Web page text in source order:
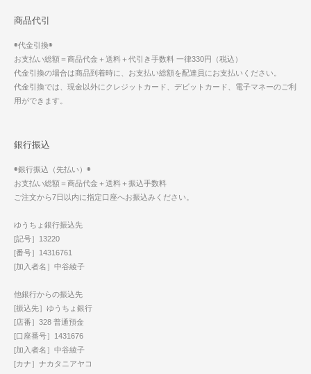
商品代引
◉代金引換◉
お支払い総額＝商品代金＋送料＋代引き手数料 一律330円（税込）
代金引換の場合は商品到着時に、お支払い総額を配達員にお支払いください。
代金引換では、現金以外にクレジットカード、デビットカード、電子マネーのご利
用ができます。
銀行振込
◉銀行振込（先払い）◉
お支払い総額＝商品代金＋送料＋振込手数料
ご注文から7日以内に指定口座へお振込みください。
ゆうちょ銀行振込先
[記号］13220
[番号］14316761
[加入者名］中谷綾子
他銀行からの振込先
[振込先］ゆうちょ銀行
[店番］328 普通預金
[口座番号］1431676
[加入者名］中谷綾子
[カナ］ナカタニアヤコ